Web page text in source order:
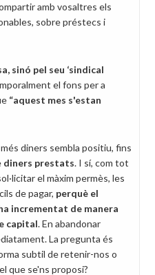
amb vosaltres els
sobre préstecs i
sinó pel seu ‘sindical
el fons per a
“aquest mes s'estan
diners sembla positiu, fins
diners prestats. I sí, com tot
el màxim permès, les
de pagar, perquè el
incrementat de manera
capital. En abandonar
La pregunta és
subtil de retenir-nos o
que se'ns proposi?